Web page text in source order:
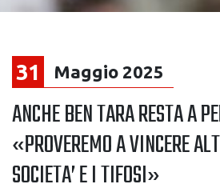
31 Maggio 2025
ANCHE BEN TARA RESTA A
«PROVEREMO A VINCERE
SOCIETA’ E I TIFOSI»